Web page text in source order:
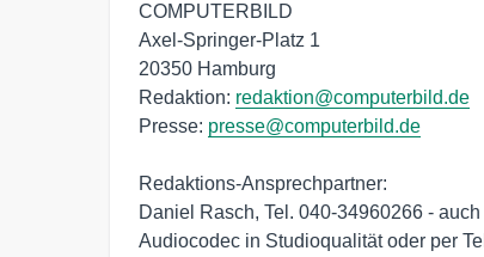
COMPUTERBILD
Axel-Springer-Platz 1
20350 Hamburg
Redaktion: redaktion@computerbild.de
Presse: presse@computerbild.de
Redaktions-Ansprechpartner:
Daniel Rasch, Tel. 040-34960266 -
Audiocodec in Studioqualität oder per